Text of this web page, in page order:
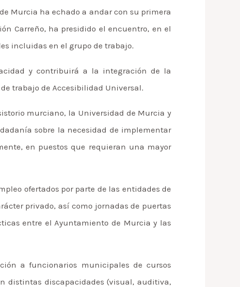
Murcia ha echado a andar con su primera
Carreño, ha presidido el encuentro, en el
incluidas en el grupo de trabajo.
y contribuirá a la integración de la
trabajo de Accesibilidad Universal.
murciano, la Universidad de Murcia y
sobre la necesidad de implementar
en puestos que requieran una mayor
ofertados por parte de las entidades de
privado, así como jornadas de puertas
entre el Ayuntamiento de Murcia y las
a funcionarios municipales de cursos
distintas discapacidades (visual, auditiva,